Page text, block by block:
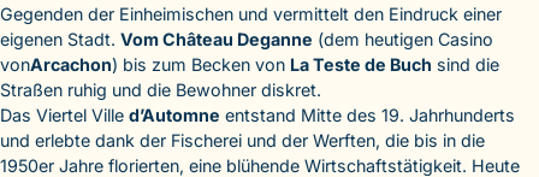
Gegenden der Einheimischen und vermittelt den Eindruck einer
eigenen Stadt. Vom Château Deganne (dem heutigen Casino
vonArcachon) bis zum Becken von La Teste de Buch sind die
Straßen ruhig und die Bewohner diskret.
Das Viertel Ville d’Automne entstand Mitte des 19. Jahrhunderts
und erlebte dank der Fischerei und der Werften, die bis in die
1950er Jahre florierten, eine blühende Wirtschaftstätigkeit. Heute